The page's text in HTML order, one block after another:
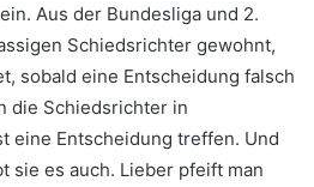
Aus der Bundesliga und 2.
Schiedsrichter gewohnt,
sobald eine Entscheidung falsch
die Schiedsrichter in
eine Entscheidung treffen. Und
sie es auch. Lieber pfeift man